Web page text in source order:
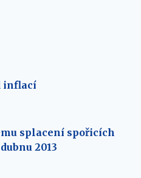
inflací
splacení spořicích
2013